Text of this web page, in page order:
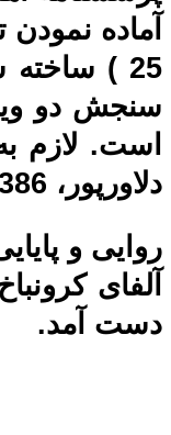
سنجش دو
دلاورپور، 1386).
دست آمد.